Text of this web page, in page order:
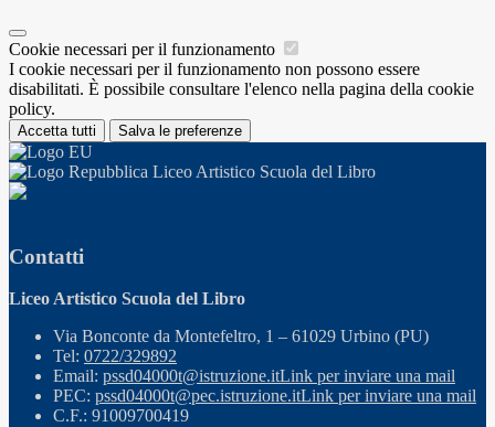
Cookie necessari per il funzionamento
I cookie necessari per il funzionamento non possono essere
disabilitati. È possibile consultare l'elenco nella pagina della cookie
policy.
Accetta tutti Salva le preferenze
Liceo Artistico Scuola del Libro
Contatti
Liceo Artistico Scuola del Libro
Via Bonconte da Montefeltro, 1 – 61029 Urbino (PU)
Tel: 0722/329892
Email: pssd04000t@istruzione.itLink per inviare una mail
PEC: pssd04000t@pec.istruzione.itLink per inviare una mail
C.F.: 91009700419